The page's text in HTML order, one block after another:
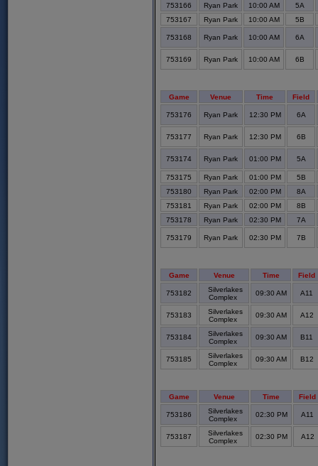
753166 Ryan Park 10:00 AM
5A
753167
Ryan Park 10:00 AM 5B
753168 Ryan Park 10:00 AM 6A
753169 Ryan Park 10:00 AM 6B
Game Venue Time Field
753176 Ryan Park 12:30 PM 6A
753177 Ryan Park 12:30 PM 6B
753174 Ryan Park 01:00 PM 5A
753175 Ryan Park 01:00 PM
5B
753180
Ryan Park 02:00 PM
8A
753181
Ryan Park 02:00 PM
8B
753178
Ryan Park 02:30 PM 7A
753179 Ryan Park 02:30 PM 7B
Game Venue Time Field
753182
Silverlakes
Complex
09:30 AM A11
753183
Silverlakes
Complex
09:30 AM A12
753184
Silverlakes
Complex
09:30 AM B11
753185
Silverlakes
Complex
09:30 AM B12
Game Venue Time Field
753186
Silverlakes
Complex
02:30 PM A11
753187
Silverlakes
Complex
02:30 PM A12